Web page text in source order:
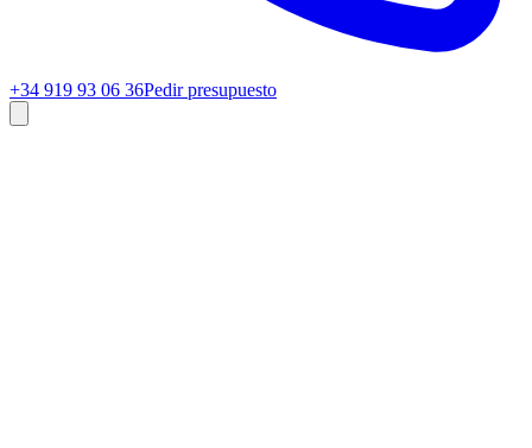
+34 919 93 06 36Pedir presupuesto